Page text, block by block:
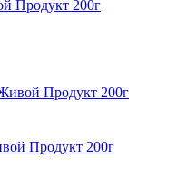
Продукт 200г
Продукт 200г